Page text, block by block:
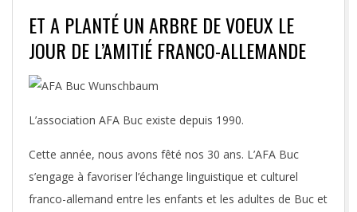
ET A PLANTÉ UN ARBRE DE VOEUX LE
JOUR DE L’AMITIÉ FRANCO-ALLEMANDE
L’association AFA Buc existe depuis 1990.
Cette année, nous avons fêté nos 30 ans. L’AFA Buc
s’engage à favoriser l’échange linguistique et culturel
franco-allemand entre les enfants et les adultes de Buc et